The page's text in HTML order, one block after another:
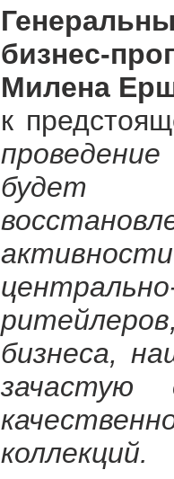
бизнес-
Милена
к
будет
бизнеса,
зачастую